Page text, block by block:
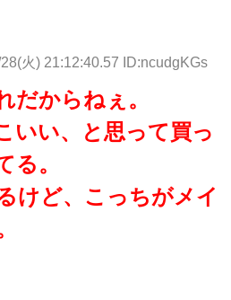
火) 21:12:40.57 ID:ncudgKGs
だからねぇ。
いい、と思って買っ
る。
けど、こっちがメイ